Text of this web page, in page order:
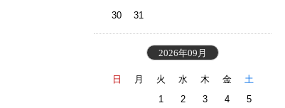
30 31
2026年09月
日 月 火 水 木 金
土
1
2 3 4 5